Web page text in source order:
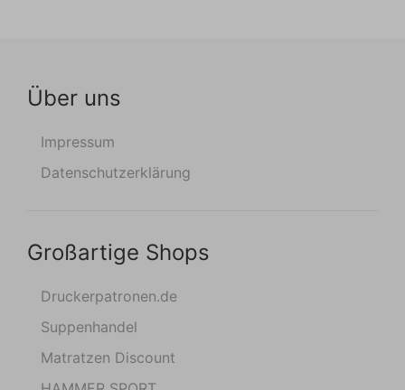
Über uns
Impressum
Datenschutzerklärung
Großartige Shops
Druckerpatronen.de
Suppenhandel
Matratzen Discount